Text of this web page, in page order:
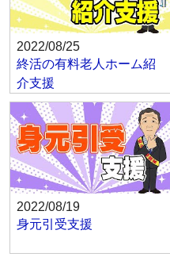
2022/08/25
終活の有料老人ホーム紹
介支援
2022/08/19
身元引受支援